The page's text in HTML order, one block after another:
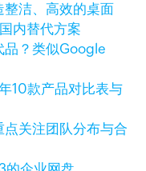
洁、高效的桌面
内替代方案
品？类似Google
10款产品对比表与
关注团队分布与合